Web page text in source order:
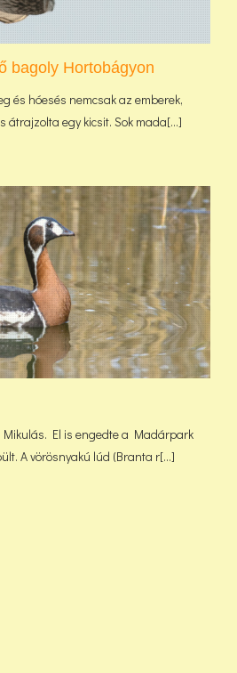
bagoly Hortobágyon
és hóesés nemcsak az emberek,
átrajzolta egy kicsit. Sok mada[...]
El is engedte a Madárpark
A vörösnyakú lúd (Branta r[...]